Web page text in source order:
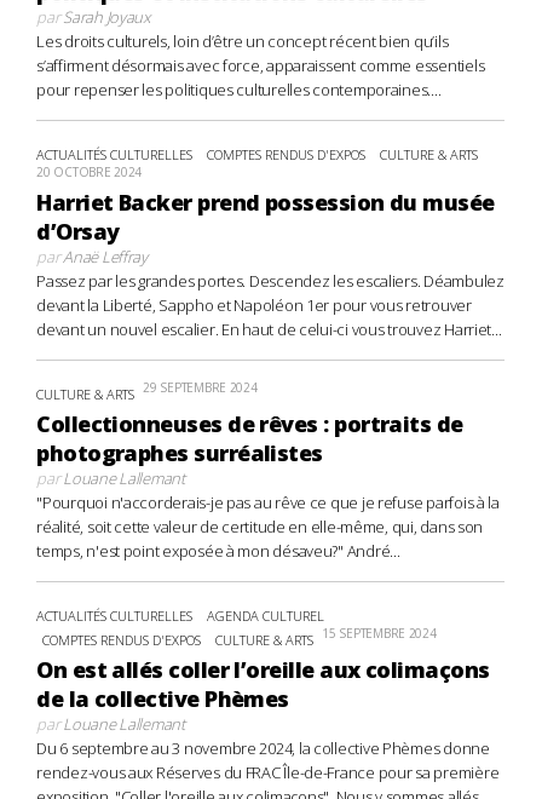
parSarah Joyaux
Les droits culturels, loin d’être un concept récent bien qu’ils
s’affirment désormais avec force, apparaissent comme essentiels
pour repenser les politiques culturelles contemporaines....
ACTUALITÉS CULTURELLES COMPTES RENDUS D'EXPOS CULTURE & ARTS
20 OCTOBRE 2024
Harriet Backer prend possession du musée
d’Orsay
parAnaë Leffray
Passez par les grandes portes. Descendez les escaliers. Déambulez
devant la Liberté, Sappho et Napoléon 1er pour vous retrouver
devant un nouvel escalier. En haut de celui-ci vous trouvez Harriet...
CULTURE & ARTS 29 SEPTEMBRE 2024
Collectionneuses de rêves : portraits de
photographes surréalistes
parLouane Lallemant
"Pourquoi n'accorderais-je pas au rêve ce que je refuse parfois à la
réalité, soit cette valeur de certitude en elle-même, qui, dans son
temps, n'est point exposée à mon désaveu?" André...
ACTUALITÉS CULTURELLES
AGENDA CULTUREL
COMPTES RENDUS D'EXPOS
CULTURE & ARTS 15 SEPTEMBRE 2024
On est allés coller l’oreille aux colimaçons
de la collective Phèmes
parLouane Lallemant
Du 6 septembre au 3 novembre 2024, la collective Phèmes donne
rendez-vous aux Réserves du FRAC Île-de-France pour sa première